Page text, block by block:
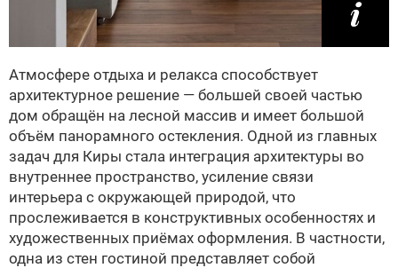
Атмосфере отдыха и релакса способствует
архитектурное решение — большей своей частью
дом обращён на лесной массив и имеет большой
объём панорамного остекления. Одной из главных
задач для Киры стала интеграция архитектуры во
внутреннее пространство, усиление связи
интерьера с окружающей природой, что
прослеживается в конструктивных особенностях и
художественных приёмах оформления. В частности,
одна из стен гостиной представляет собой